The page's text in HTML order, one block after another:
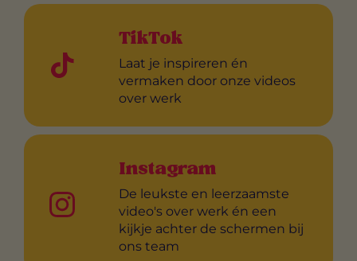
TikTok
Laat je inspireren én
vermaken door onze videos
over werk
Instagram
De leukste en leerzaamste
video's over werk én een
kijkje achter de schermen bij
ons team